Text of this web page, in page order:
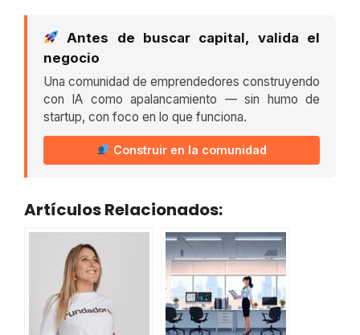
Antes de buscar capital, valida el
negocio
Una comunidad de emprendedores construyendo
con IA como apalancamiento — sin humo de
startup, con foco en lo que funciona.
Construir en la comunidad
Artículos Relacionados: